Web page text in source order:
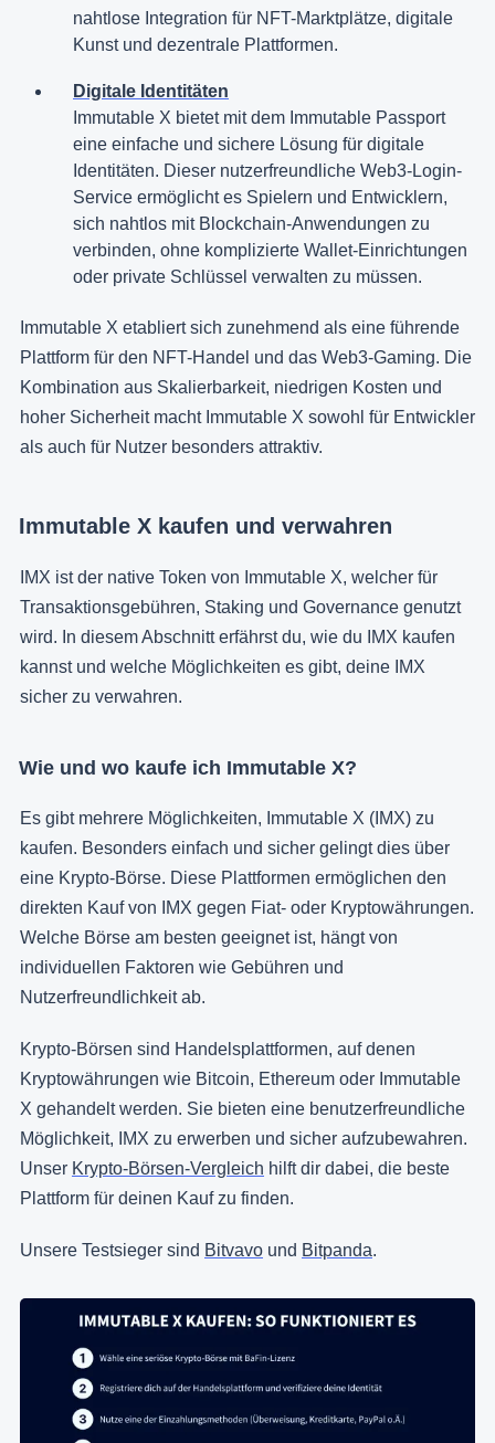
nahtlose Integration für NFT-Marktplätze, digitale
Kunst und dezentrale Plattformen.
Digitale Identitäten
Immutable X bietet mit dem Immutable Passport
eine einfache und sichere Lösung für digitale
Identitäten. Dieser nutzerfreundliche Web3-Login-
Service ermöglicht es Spielern und Entwicklern,
sich nahtlos mit Blockchain-Anwendungen zu
verbinden, ohne komplizierte Wallet-Einrichtungen
oder private Schlüssel verwalten zu müssen.
Immutable X etabliert sich zunehmend als eine führende
Plattform für den NFT-Handel und das Web3-Gaming. Die
Kombination aus Skalierbarkeit, niedrigen Kosten und
hoher Sicherheit macht Immutable X sowohl für Entwickler
als auch für Nutzer besonders attraktiv.
Immutable X kaufen und verwahren
IMX ist der native Token von Immutable X, welcher für
Transaktionsgebühren, Staking und Governance genutzt
wird. In diesem Abschnitt erfährst du, wie du IMX kaufen
kannst und welche Möglichkeiten es gibt, deine IMX
sicher zu verwahren.
Wie und wo kaufe ich Immutable X?
Es gibt mehrere Möglichkeiten, Immutable X (IMX) zu
kaufen. Besonders einfach und sicher gelingt dies über
eine Krypto-Börse. Diese Plattformen ermöglichen den
direkten Kauf von IMX gegen Fiat- oder Kryptowährungen.
Welche Börse am besten geeignet ist, hängt von
individuellen Faktoren wie Gebühren und
Nutzerfreundlichkeit ab.
Krypto-Börsen sind Handelsplattformen, auf denen
Kryptowährungen wie Bitcoin, Ethereum oder Immutable
X gehandelt werden. Sie bieten eine benutzerfreundliche
Möglichkeit, IMX zu erwerben und sicher aufzubewahren.
Unser Krypto-Börsen-Vergleich hilft dir dabei, die beste
Plattform für deinen Kauf zu finden.
Unsere Testsieger sind Bitvavo und Bitpanda.